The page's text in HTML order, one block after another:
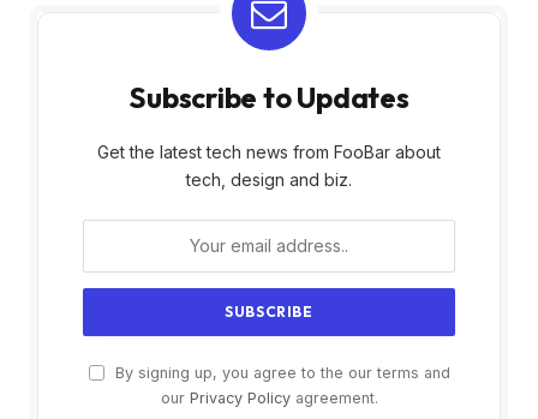
Subscribe to Updates
Get the latest tech news from FooBar about
tech, design and biz.
By signing up, you agree to the our terms and
our Privacy Policyagreement.